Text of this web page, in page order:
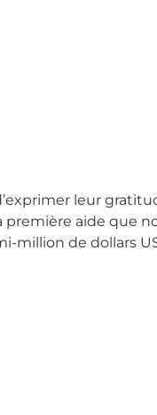
leur
aide que
million de dollars